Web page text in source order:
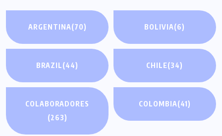
ARGENTINA(70) BOLIVIA(6)
BRAZIL(44) CHILE(34)
COLABORADORES
(263)
COLOMBIA(41)